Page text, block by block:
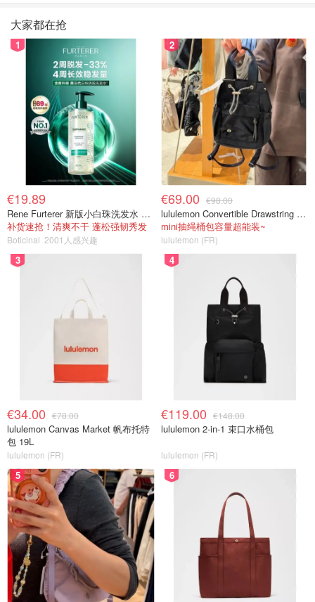
大家都在抢
1
€19.89
Rene Furterer 新版小白珠洗发水 500ml
补货速抢！清爽不干 蓬松强韧秀发
Boticinal 2001人感兴趣
2
€69.00 €98.00
lululemon Convertible Drawstring Bucket Bag Mini 5L
mini抽绳桶包容量超能装~
lululemon (FR)
3
€34.00 €78.00
lululemon Canvas Market 帆布托特
包 19L
lululemon (FR)
4
€119.00 €148.00
lululemon 2-in-1 束口水桶包
lululemon (FR)
5 6